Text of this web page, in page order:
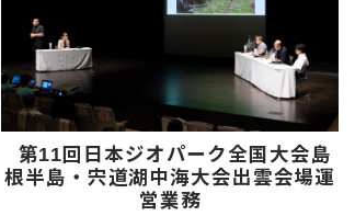
第11回日本ジオパーク全国大会島
根半島・宍道湖中海大会出雲会場運
営業務